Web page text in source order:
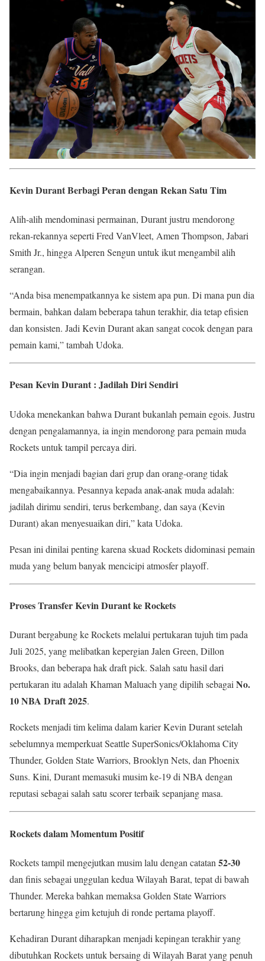
Kevin Durant Berbagi Peran dengan Rekan Satu Tim
Alih-alih mendominasi permainan, Durant justru mendorong
rekan-rekannya seperti Fred VanVleet, Amen Thompson, Jabari
Smith Jr., hingga Alperen Sengun untuk ikut mengambil alih
serangan.
“Anda bisa menempatkannya ke sistem apa pun. Di mana pun dia
bermain, bahkan dalam beberapa tahun terakhir, dia tetap efisien
dan konsisten. Jadi Kevin Durant akan sangat cocok dengan para
pemain kami,” tambah Udoka.
Pesan Kevin Durant : Jadilah Diri Sendiri
Udoka menekankan bahwa Durant bukanlah pemain egois. Justru
dengan pengalamannya, ia ingin mendorong para pemain muda
Rockets untuk tampil percaya diri.
“Dia ingin menjadi bagian dari grup dan orang-orang tidak
mengabaikannya. Pesannya kepada anak-anak muda adalah:
jadilah dirimu sendiri, terus berkembang, dan saya (Kevin
Durant) akan menyesuaikan diri,” kata Udoka.
Pesan ini dinilai penting karena skuad Rockets didominasi pemain
muda yang belum banyak mencicipi atmosfer playoff.
Proses Transfer Kevin Durant ke Rockets
Durant bergabung ke Rockets melalui pertukaran tujuh tim pada
Juli 2025, yang melibatkan kepergian Jalen Green, Dillon
Brooks, dan beberapa hak draft pick. Salah satu hasil dari
pertukaran itu adalah Khaman Maluach yang dipilih sebagaiNo.
10 NBA Draft 2025.
Rockets menjadi tim kelima dalam karier Kevin Durant setelah
sebelumnya memperkuat Seattle SuperSonics/Oklahoma City
Thunder, Golden State Warriors, Brooklyn Nets, dan Phoenix
Suns. Kini, Durant memasuki musim ke-19 di NBA dengan
reputasi sebagai salah satu scorer terbaik sepanjang masa.
Rockets dalam Momentum Positif
Rockets tampil mengejutkan musim lalu dengan catatan 52-30
dan finis sebagai unggulan kedua Wilayah Barat, tepat di bawah
Thunder. Mereka bahkan memaksa Golden State Warriors
bertarung hingga gim ketujuh di ronde pertama playoff.
Kehadiran Durant diharapkan menjadi kepingan terakhir yang
dibutuhkan Rockets untuk bersaing di Wilayah Barat yang penuh